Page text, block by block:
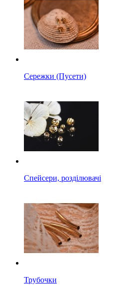
Сережки (Пусети)
Спейсери, розділювачі
Трубочки